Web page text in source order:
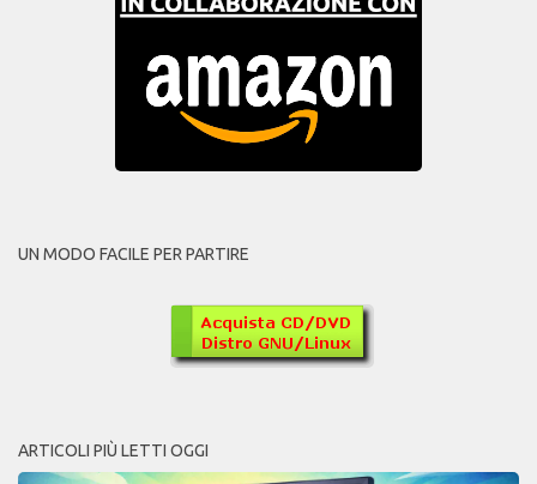
UN MODO FACILE PER PARTIRE
ARTICOLI PIÙ LETTI OGGI